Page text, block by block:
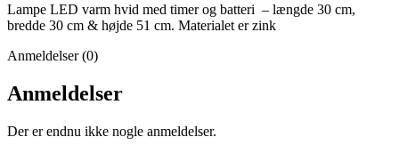
Lampe LED varm hvid med timer og batteri – længde 30 cm,
bredde 30 cm & højde 51 cm. Materialet er zink
Anmeldelser (0)
Anmeldelser
Der er endnu ikke nogle anmeldelser.